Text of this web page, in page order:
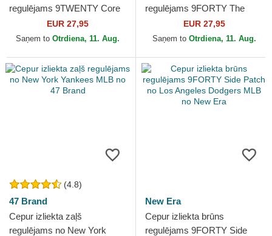
regulējams 9TWENTY Core
Classic no New York Mets
MLB no New Era
EUR 27,95
Saņem to Otrdiena, 11. Aug.
regulējams 9FORTY The
League no Chicago Bulls
NBA no New Era
EUR 27,95
Saņem to Otrdiena, 11. Aug.
(4.8)
47 Brand
Cepur izliekta zaļš
regulējams no New York
New Era
Cepur izliekta brūns
regulējams 9FORTY Side